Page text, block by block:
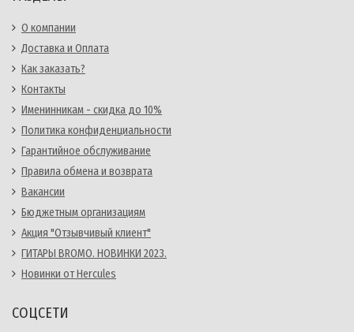
О компании
Доставка и Оплата
Как заказать?
Контакты
Именинникам - скидка до 10%
Политика конфиденциальности
Гарантийное обслуживание
Правила обмена и возврата
Вакансии
Бюджетным организациям
Акция "Отзывчивый клиент"
ГИТАРЫ BROMO. НОВИНКИ 2023.
Новинки от Hercules
СОЦСЕТИ